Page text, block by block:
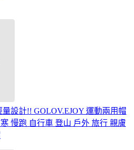
設計!! GOLOV.EJOY 運動兩用帽
慢跑 自行車 登山 戶外 旅行 親膚